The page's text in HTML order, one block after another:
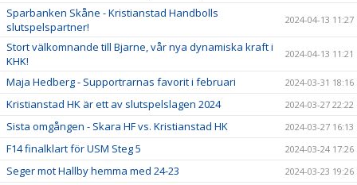
Sparbanken Skåne - Kristianstad Handbolls
slutspelspartner!
2024-04-13 11:27
Stort välkomnande till Bjarne, vår nya dynamiska kraft i
KHK!
2024-04-13 11:21
Maja Hedberg - Supportrarnas favorit i februari 2024-03-31 18:16
Kristianstad HK är ett av slutspelslagen 2024 2024-03-27 22:22
Sista omgången - Skara HF vs. Kristianstad HK 2024-03-27 16:13
F14 finalklart för USM Steg 5 2024-03-24 17:26
Seger mot Hallby hemma med 24-23 2024-03-23 19:26